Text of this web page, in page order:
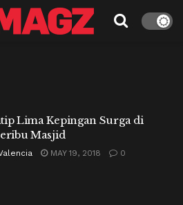
Lima Kepingan Surga di
Masjid
MAY 19, 2018 0